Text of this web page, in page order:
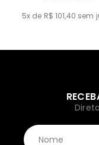
5x de R$ 101,40 sem